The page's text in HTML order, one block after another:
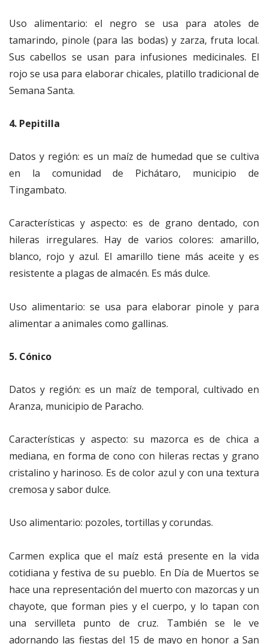
Uso alimentario: el negro se usa para atoles de
tamarindo, pinole (para las bodas) y zarza, fruta local.
Sus cabellos se usan para infusiones medicinales. El
rojo se usa para elaborar chicales, platillo tradicional de
Semana Santa.
4. Pepitilla
Datos y región: es un maíz de humedad que se cultiva
en la comunidad de Pichátaro, municipio de
Tingambato.
Características y aspecto: es de grano dentado, con
hileras irregulares. Hay de varios colores: amarillo,
blanco, rojo y azul. El amarillo tiene más aceite y es
resistente a plagas de almacén. Es más dulce.
Uso alimentario: se usa para elaborar pinole y para
alimentar a animales como gallinas.
5. Cónico
Datos y región: es un maíz de temporal, cultivado en
Aranza, municipio de Paracho.
Características y aspecto: su mazorca es de chica a
mediana, en forma de cono con hileras rectas y grano
cristalino y harinoso. Es de color azul y con una textura
cremosa y sabor dulce.
Uso alimentario: pozoles, tortillas y corundas.
Carmen explica que el maíz está presente en la vida
cotidiana y festiva de su pueblo. En Día de Muertos se
hace una representación del muerto con mazorcas y un
chayote, que forman pies y el cuerpo, y lo tapan con
una servilleta punto de cruz. También se le ve
adornando las fiestas del 15 de mayo en honor a San